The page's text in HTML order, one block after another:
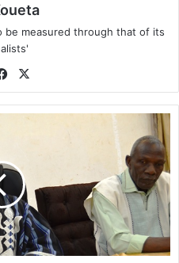
be measured through that of its
Fa
ce
bo